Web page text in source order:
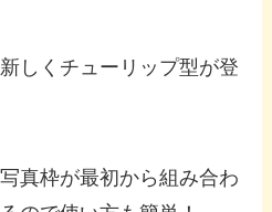
しくチューリップ型が登
真枠が最初から組み合わ